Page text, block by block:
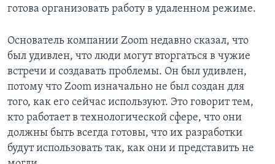
готова организовать работу в удаленном режиме.
Основатель компании Zoom недавно сказал, что
был удивлен, что люди могут вторгаться в чужие
встречи и создавать проблемы. Он был удивлен,
потому что Zoom изначально не был создан для
того, как его сейчас используют. Это говорит тем,
кто работает в технологической сфере, что они
должны быть всегда готовы, что их разработки
будут использовать так, как они и представить не